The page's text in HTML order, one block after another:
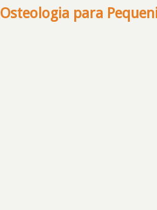
Osteologia para